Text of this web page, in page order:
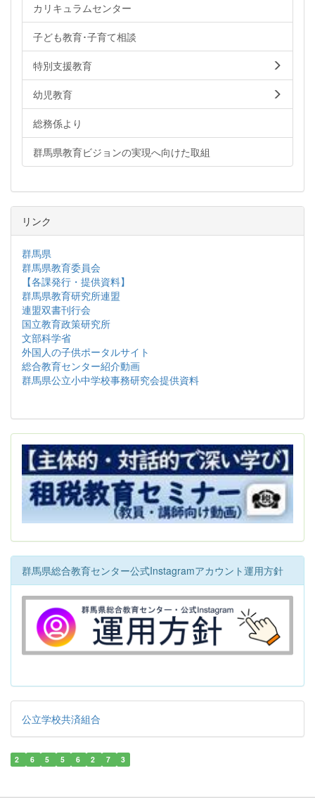
カリキュラムセンター
子ども教育･子育て相談
特別支援教育
幼児教育
総務係より
群馬県教育ビジョンの実現へ向けた取組
リンク
群馬県
群馬県教育委員会
【各課発行・提供資料】
群馬県教育研究所連盟
連盟双書刊行会
国立教育政策研究所
文部科学省
外国人の子供ポータルサイト
総合教育センター紹介動画
群馬県公立小中学校事務研究会提供資料
群馬県総合教育センター公式Instagramアカウント運用方針
公立学校共済組合
2 6 5 5 6 2 7 3